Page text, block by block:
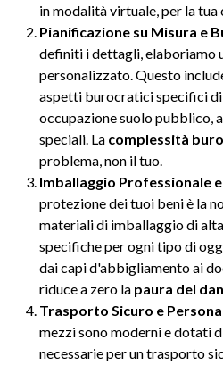
in modalità virtuale, per la tua
Pianificazione su Misura e
definiti i dettagli, elaboriamo
personalizzato. Questo
aspetti burocratici specifici
occupazione suolo pubblico,
speciali. La complessità
problema, non il tuo.
Imballaggio Professionale
protezione dei tuoi beni è la
materiali di imballaggio di
specifiche per ogni tipo di
dai capi d'abbigliamento ai
riduce a zero la paura del
Trasporto Sicuro e
mezzi sono moderni e dotati
necessarie per un trasporto